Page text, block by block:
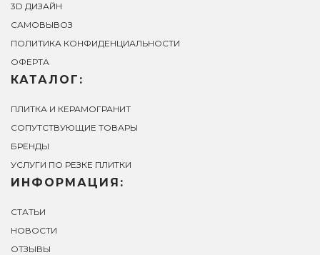
3D ДИЗАЙН
САМОВЫВОЗ
ПОЛИТИКА КОНФИДЕНЦИАЛЬНОСТИ
ОФЕРТА
КАТАЛОГ:
ПЛИТКА И КЕРАМОГРАНИТ
СОПУТСТВУЮЩИЕ ТОВАРЫ
БРЕНДЫ
УСЛУГИ ПО РЕЗКЕ ПЛИТКИ
ИНФОРМАЦИЯ:
СТАТЬИ
НОВОСТИ
ОТЗЫВЫ